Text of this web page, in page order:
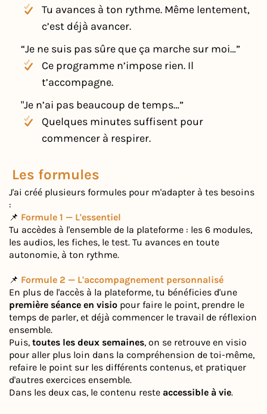
Tu avances à ton rythme. Même lentement,
c’est déjà avancer.
“Je ne suis pas sûre que ça marche sur moi…”
Ce programme n’impose rien. Il
t’accompagne.
"Je n’ai pas beaucoup de temps…”
Quelques minutes suffisent pour
commencer à respirer.
Les formules
J'ai créé plusieurs formules pour m'adapter à tes besoins
:
📌 Formule 1 — L'essentiel
Tu accèdes à l'ensemble de la plateforme : les 6 modules,
les audios, les fiches, le test. Tu avances en toute
autonomie, à ton rythme.
📌 Formule 2 — L'accompagnement personnalisé
En plus de l'accès à la plateforme, tu bénéficies d'une
première séance en visio pour faire le point, prendre le
temps de parler, et déjà commencer le travail de réflexion
ensemble.
Puis, toutes les deux semaines, on se retrouve en visio
pour aller plus loin dans la compréhension de toi-même,
refaire le point sur les différents contenus, et pratiquer
d'autres exercices ensemble.
Dans les deux cas, le contenu reste accessible à vie.